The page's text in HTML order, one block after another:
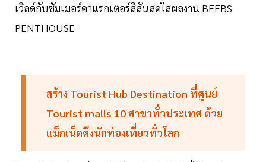
เวิลด์กับซัมเมอร์คาแรกเตอร์สีสันสดใสผลงาน BEEBS
PENTHOUSE
สร้าง Tourist Hub Destination ที่ศูนย์
Tourist malls 10 สาขาทั่วประเทศ ด้วย
แม็กเน็ตดึงนักท่องเที่ยวทั่วโลก